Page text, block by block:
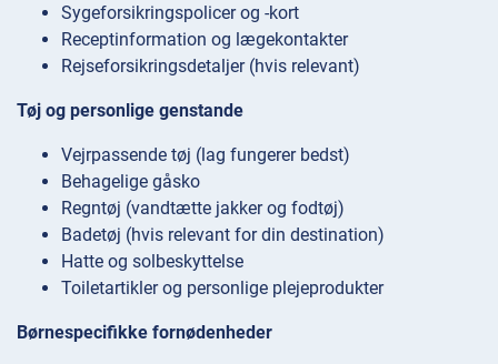
Sygeforsikringspolicer og -kort
Receptinformation og lægekontakter
Rejseforsikringsdetaljer (hvis relevant)
Tøj og personlige genstande
Vejrpassende tøj (lag fungerer bedst)
Behagelige gåsko
Regntøj (vandtætte jakker og fodtøj)
Badetøj (hvis relevant for din destination)
Hatte og solbeskyttelse
Toiletartikler og personlige plejeprodukter
Børnespecifikke fornødenheder